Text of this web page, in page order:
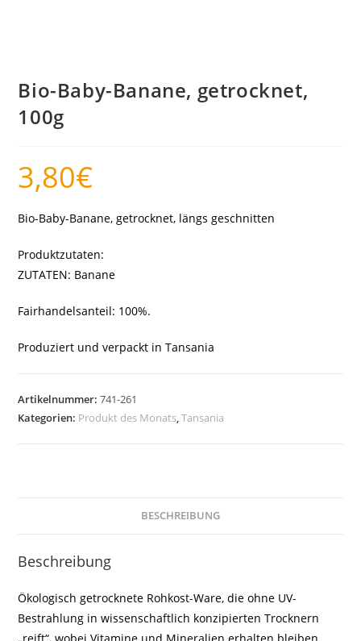
Bio-Baby-Banane, getrocknet,
100g
3,80€
Bio-Baby-Banane, getrocknet, längs geschnitten
Produktzutaten:
ZUTATEN: Banane
Fairhandelsanteil: 100%.
Produziert und verpackt in Tansania
Artikelnummer:741-261
Kategorien: Produkt des Monats,Tansania
BESCHREIBUNG
Beschreibung
Ökologisch getrocknete Rohkost-Ware, die ohne UV-
Bestrahlung in wissenschaftlich konzipierten Trocknern